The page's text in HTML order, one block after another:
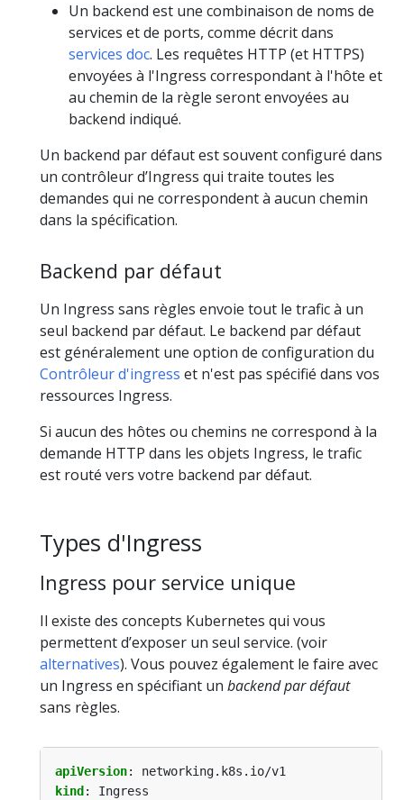
Un backend est une combinaison de noms de
services et de ports, comme décrit dans
services doc. Les requêtes HTTP (et HTTPS)
envoyées à l'Ingress correspondant à l'hôte et
au chemin de la règle seront envoyées au
backend indiqué.
Un backend par défaut est souvent configuré dans
un contrôleur d’Ingress qui traite toutes les
demandes qui ne correspondent à aucun chemin
dans la spécification.
Backend par défaut
Un Ingress sans règles envoie tout le trafic à un
seul backend par défaut. Le backend par défaut
est généralement une option de configuration du
Contrôleur d'ingress et n'est pas spécifié dans vos
ressources Ingress.
Si aucun des hôtes ou chemins ne correspond à la
demande HTTP dans les objets Ingress, le trafic
est routé vers votre backend par défaut.
Types d'Ingress
Ingress pour service unique
Il existe des concepts Kubernetes qui vous
permettent d’exposer un seul service. (voir
alternatives). Vous pouvez également le faire avec
un Ingress en spécifiant un backend par défaut
sans règles.
apiVersion:
networking.k8s.io/v1
kind :
Ingress